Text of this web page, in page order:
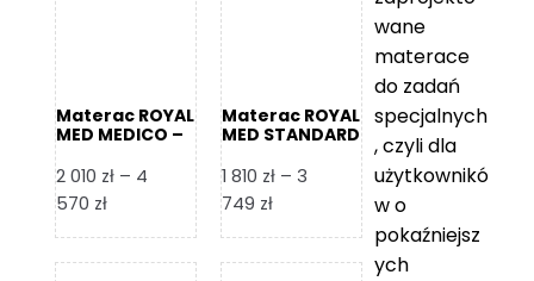
Materac ROYAL
MED MEDICO –
2 010 zł – 4
570 złZakres
od
Materac ROYAL
MED STANDARD
1 810 zł – 3
749 złZakres
od
wane
materace
do zadań
specjalnych
, czyli dla
użytkownikó
w o
pokaźniejsz
ych